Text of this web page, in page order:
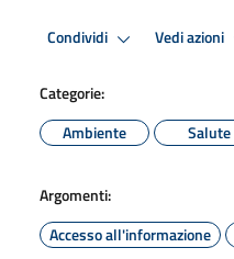
Condividi Vedi azioni
Categorie:
Ambiente
Salute
Argomenti:
Accesso all'informazione